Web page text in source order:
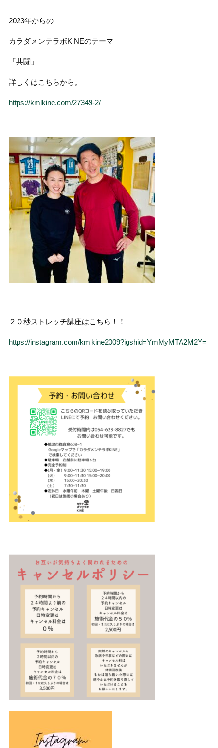
2023年からの
カラダメンテラボKINEのテーマ
「共闘」
詳しくはこちらから。
https://kmlkine.com/27349-2/
２０秒ストレッチ講座はこちら！！
https://instagram.com/kmlkine2009?igshid=YmMyMTA2M2Y=